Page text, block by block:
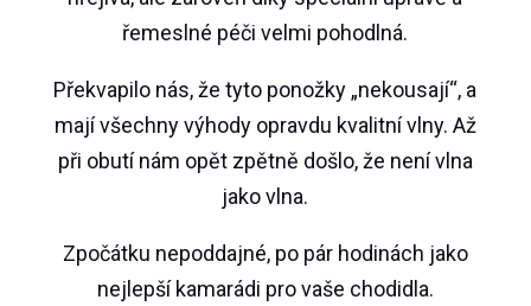
řemeslné péči velmi pohodlná.
Překvapilo nás, že tyto ponožky „nekousají“, a
mají všechny výhody opravdu kvalitní vlny. Až
při obutí nám opět zpětně došlo, že není vlna
jako vlna.
Zpočátku nepoddajné, po pár hodinách jako
nejlepší kamarádi pro vaše chodidla.